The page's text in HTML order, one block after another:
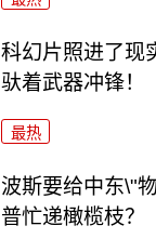
科幻片照进了现
驮着武器冲锋！
最热
波斯要给中东\"
普忙递橄榄枝？